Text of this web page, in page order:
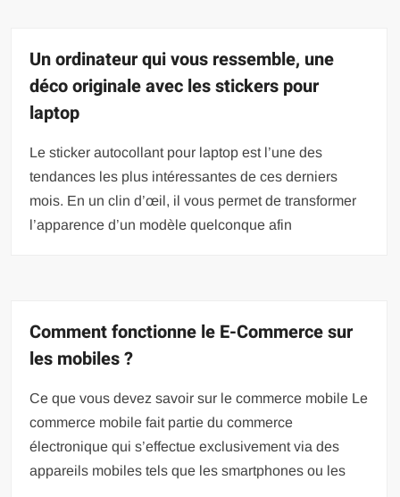
Un ordinateur qui vous ressemble, une
déco originale avec les stickers pour
laptop
Le sticker autocollant pour laptop est l’une des
tendances les plus intéressantes de ces derniers
mois. En un clin d’œil, il vous permet de transformer
l’apparence d’un modèle quelconque afin
Comment fonctionne le E-Commerce sur
les mobiles ?
Ce que vous devez savoir sur le commerce mobile Le
commerce mobile fait partie du commerce
électronique qui s’effectue exclusivement via des
appareils mobiles tels que les smartphones ou les